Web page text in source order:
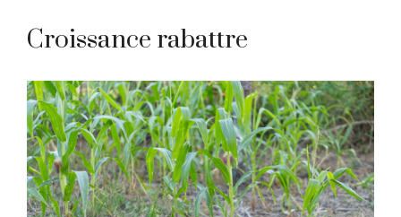
Croissance rabattre